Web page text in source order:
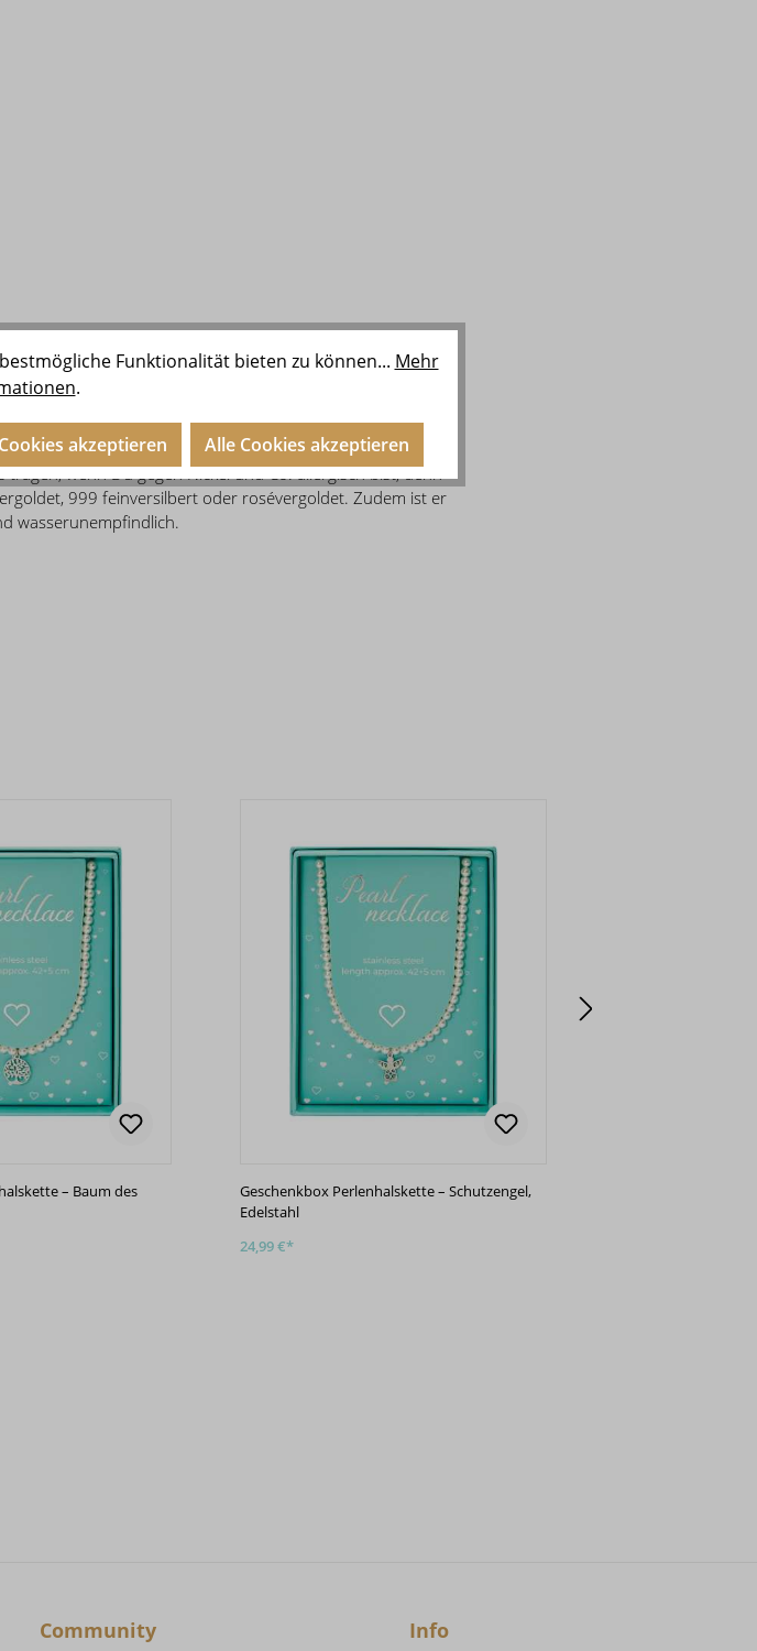
wenn Du gegen Nickel und Co. allergisch bist, denn
999 feinversilbert oder rosévergoldet. Zudem ist er
wasserunempfindlich.
– Baum des
Geschenkbox Perlenhalskette – Schutzengel,
Edelstahl
24,99 €*
Community Info
Funktionalität bieten zu können... Mehr
.
akzeptieren Alle Cookies akzeptieren